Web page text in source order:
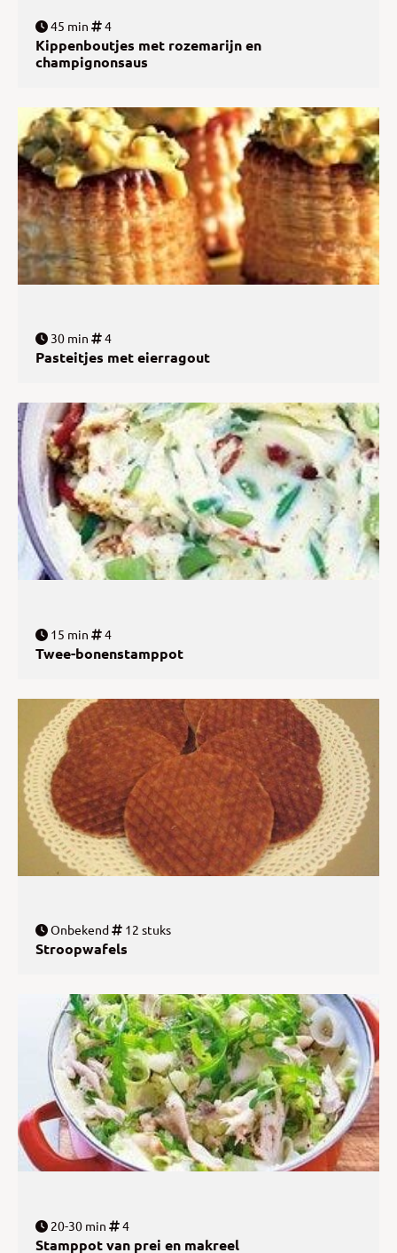
45 min 4
Kippenboutjes met rozemarijn en
champignonsaus
30 min 4
Pasteitjes met eierragout
15 min 4
Twee-bonenstamppot
Onbekend 12 stuks
Stroopwafels
20-30 min 4
Stamppot van prei en makreel